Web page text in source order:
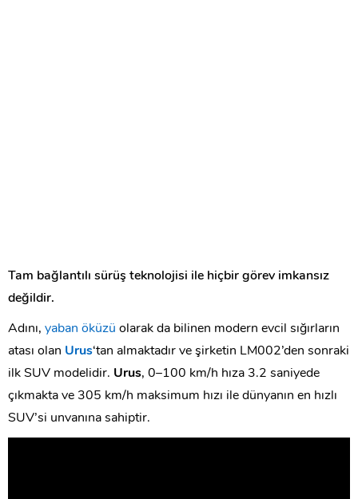
Tam bağlantılı sürüş teknolojisi ile hiçbir görev imkansız
değildir.
Adını, yaban öküzü olarak da bilinen modern evcil sığırların
atası olan Urus‘tan almaktadır ve şirketin LM002’den sonraki
ilk SUV modelidir. Urus, 0–100 km/h hıza 3.2 saniyede
çıkmakta ve 305 km/h maksimum hızı ile dünyanın en hızlı
SUV’si unvanına sahiptir.